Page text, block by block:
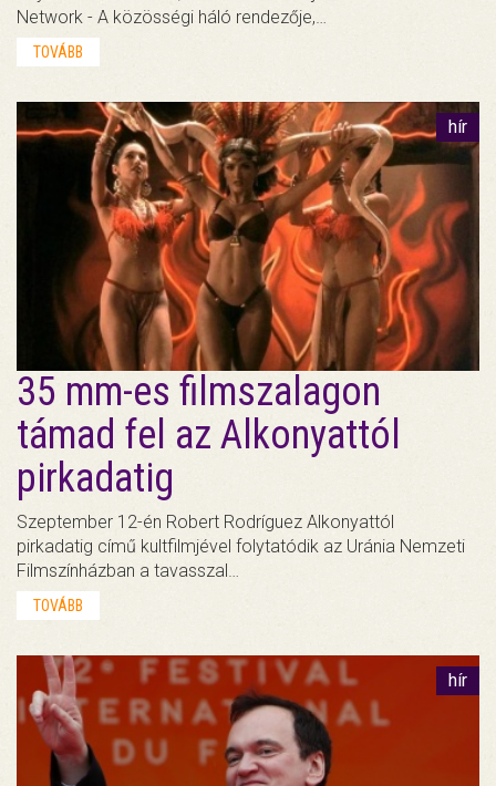
Network - A közösségi háló rendezője,…
TOVÁBB
hír
35 mm-es filmszalagon
támad fel az Alkonyattól
pirkadatig
Szeptember 12-én Robert Rodríguez Alkonyattól
pirkadatig című kultfilmjével folytatódik az Uránia Nemzeti
Filmszínházban a tavasszal…
TOVÁBB
hír